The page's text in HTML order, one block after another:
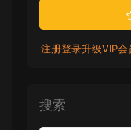
注册登录升级VIP
搜索